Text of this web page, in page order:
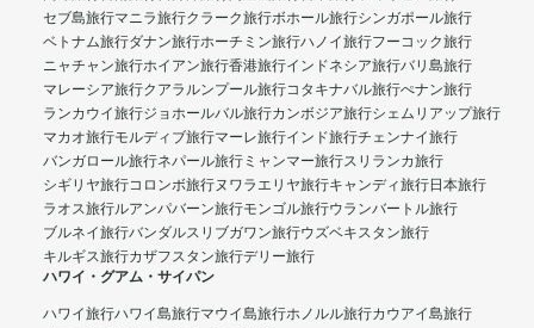
セブ島旅行マニラ旅行クラーク旅行ボホール旅行シンガポール旅行
ベトナム旅行ダナン旅行ホーチミン旅行ハノイ旅行フーコック旅行
ニャチャン旅行ホイアン旅行香港旅行インドネシア旅行バリ島旅行
マレーシア旅行クアラルンプール旅行コタキナバル旅行ぺナン旅行
ランカウイ旅行ジョホールバル旅行カンボジア旅行シェムリアップ旅行
マカオ旅行モルディブ旅行マーレ旅行インド旅行チェンナイ旅行
バンガロール旅行ネパール旅行 ミャンマー旅行スリランカ旅行
シギリヤ旅行コロンボ旅行ヌワラエリヤ旅行キャンディ旅行日本旅行
ラオス旅行ルアンパバーン旅行モンゴル旅行ウランバートル旅行
ブルネイ旅行バンダルスリブガワン旅行ウズベキスタン旅行
キルギス旅行カザフスタン旅行デリー旅行
ハワイ・グアム・サイパン
ハワイ旅行ハワイ島旅行マウイ島旅行ホノルル旅行カウアイ島旅行